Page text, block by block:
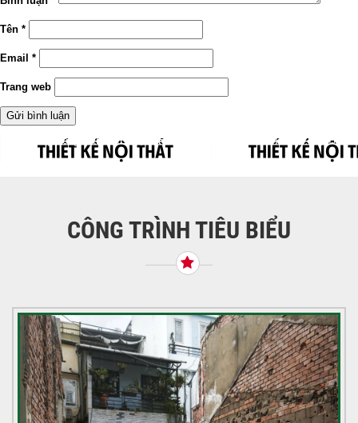
Tên *
Email *
Trang web
hướng
Được đăng trong
THIẾT KẾ NỘI THẤT HIỆN ĐẠI – CÔNG TRÌNH P9, TÂN
CÔNG TRÌNH TIÊU BIỂU